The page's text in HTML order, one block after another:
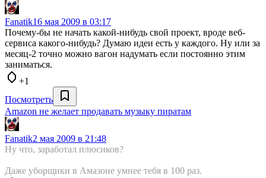
Fanatik16 мая 2009 в 03:17
Почему-бы не начать какой-нибудь свой проект, вроде веб-
сервиса какого-нибудь? Думаю идеи есть у каждого. Ну или за
месяц-2 точно можно вагон надумать если постоянно этим
заниматься.
+1
Посмотреть
Amazon не желает продавать музыку пиратам
Fanatik2 мая 2009 в 21:48
Ну что, заработал плюсиков?
Даже уборщики в Амазоне умнее тебя в 100 раз.